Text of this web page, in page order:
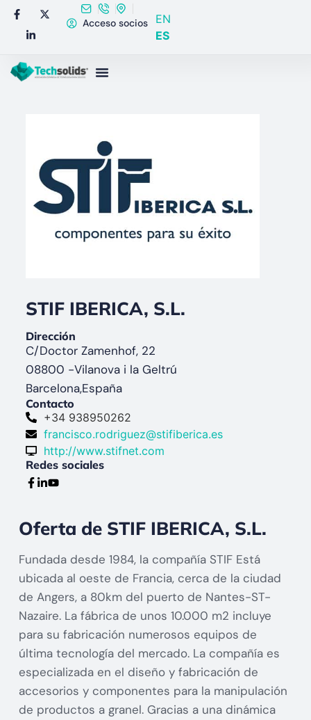
Acceso socios
EN
ES
STIF IBERICA, S.L.
Dirección
C/Doctor Zamenhof, 22
08800 -Vilanova i la Geltrú
Barcelona,España
Contacto
+34 938950262
francisco.rodriguez@stifiberica.es
http://www.stifnet.com
Redes sociales
Oferta de STIF IBERICA, S.L.
Fundada desde 1984, la compañía STIF Está
ubicada al oeste de Francia, cerca de la ciudad
de Angers, a 80km del puerto de Nantes-ST-
Nazaire. La fábrica de unos 10.000 m2 incluye
para su fabricación numerosos equipos de
última tecnología del mercado. La compañía es
especializada en el diseño y fabricación de
accesorios y componentes para la manipulación
de productos a granel. Gracias a una dinámica